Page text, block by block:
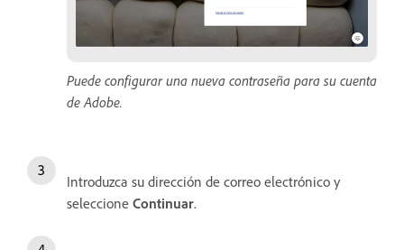
Puede configurar una nueva contraseña para su cuenta
de Adobe.
Introduzca su dirección de correo electrónico y
seleccione Continuar.